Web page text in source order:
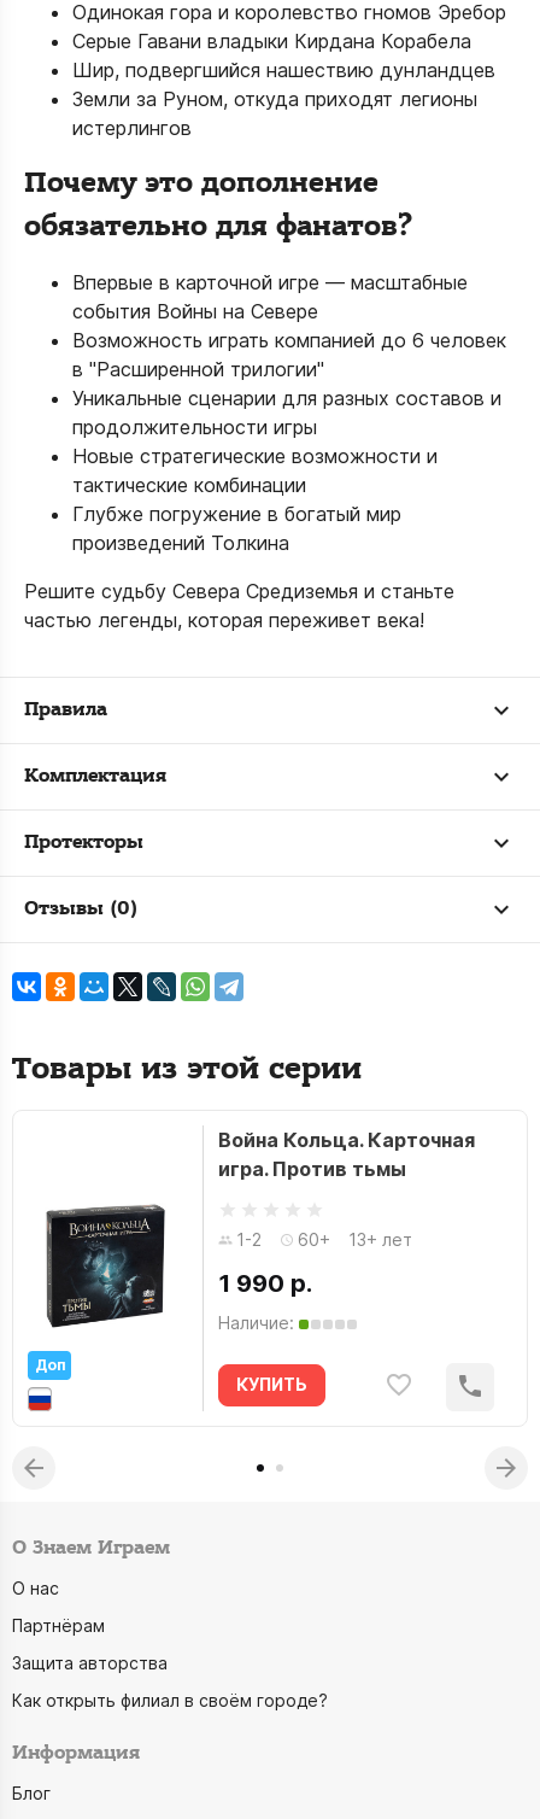
Одинокая гора и королевство гномов Эребор
Серые Гавани владыки Кирдана Корабела
Шир, подвергшийся нашествию дунландцев
Земли за Руном, откуда приходят легионы
истерлингов
Почему это дополнение
обязательно для фанатов?
Впервые в карточной игре — масштабные
события Войны на Севере
Возможность играть компанией до 6 человек
в "Расширенной трилогии"
Уникальные сценарии для разных составов и
продолжительности игры
Новые стратегические возможности и
тактические комбинации
Глубже погружение в богатый мир
произведений Толкина
Решите судьбу Севера Средиземья и станьте
частью легенды, которая переживет века!
Правила
Комплектация
Протекторы
Отзывы (0)
Товары из этой серии
Доп
Война Кольца. Карточная
игра. Против тьмы
1-2 60+ 13+ лет
1 990 р.
Наличие:
КУПИТЬ
О Знаем Играем
О нас
Партнёрам
Защита авторства
Как открыть филиал в своём городе?
Информация
Блог